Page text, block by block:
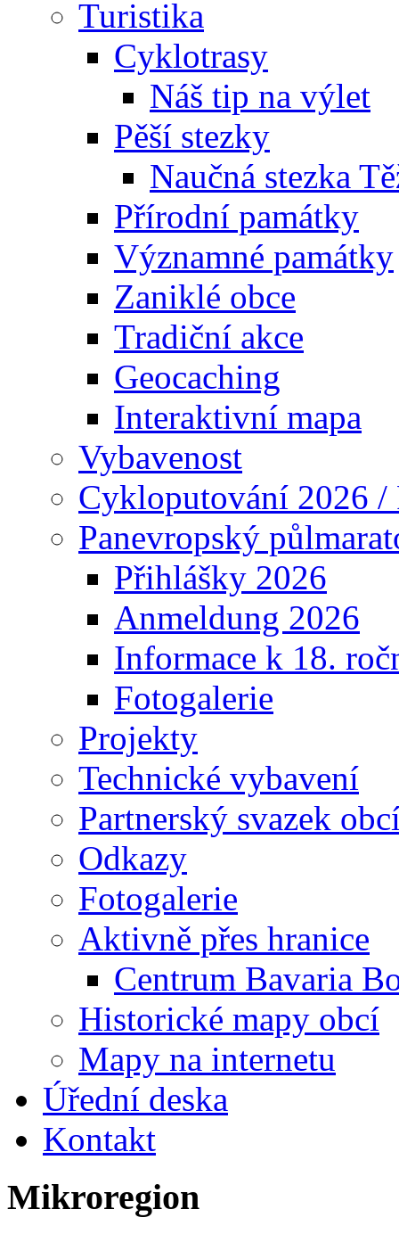
Turistika
Cyklotrasy
Náš tip na výlet
Pěší stezky
Naučná stezka
Přírodní památky
Významné památky
Zaniklé obce
Tradiční akce
Geocaching
Interaktivní mapa
Vybavenost
Cykloputování 2026 /
Panevropský
Přihlášky 2026
Anmeldung 2026
Informace k 18.
Fotogalerie
Projekty
Technické vybavení
Partnerský svazek
Odkazy
Fotogalerie
Aktivně přes hranice
Centrum Bavaria
Historické mapy obcí
Mapy na internetu
Úřední deska
Kontakt
Mikroregion